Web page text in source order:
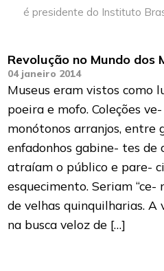
é presidente do Instituto
Revolução no Mundo dos
04 janeiro 2014
Museus eram vistos como
poeira e mofo. Coleções
monótonos arranjos, entre
enfadonhos gabine- tes de
atraíam o público e pare-
esquecimento. Seriam “ce-
de velhas quinquilharias. A
na busca veloz de […]